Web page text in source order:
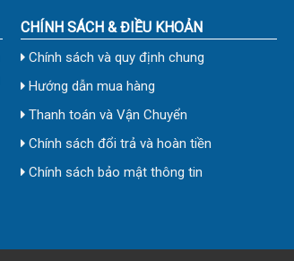
CHÍNH SÁCH & ĐIỀU KHOẢN
Chính sách và quy định chung
Hướng dẫn mua hàng
Thanh toán và Vận Chuyển
Chính sách đổi trả và hoàn tiền
Chính sách bảo mật thông tin